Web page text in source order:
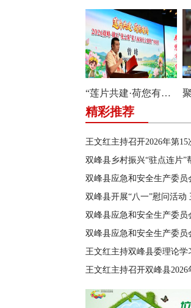
“莲片共建·荷您有约” 2026双峰·锁石花之缘第八届荷花文旅推广体验月盛大开幕
精彩推荐
王文红主持召开2026年第
双峰县乡村振兴“驻点连片”